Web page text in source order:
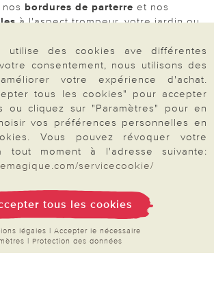
nos bordures de parterre et nos
à l'aspect trompeur, votre jardin ou
un tour parmi notre large sélection
à l’univers déco, vous trouverez
!
utilise des cookies ave différentes
consentement, nous utilisons des
votre expérience d'achat.
tous les cookies" pour accepter
ou cliquez sur "Paramètres" pour en
vos préférences personnelles en
Vous pouvez révoquer votre
tout moment à l'adresse suivante:
servicecookie/
tous les cookies
légales | Accepter le nécessaire
| Protection des données